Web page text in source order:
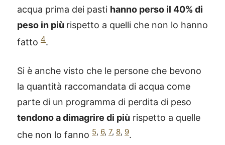
acqua prima dei pasti hanno perso il 40% di
peso in più rispetto a quelli che non lo hanno
fatto 4.
Si è anche visto che le persone che bevono
la quantità raccomandata di acqua come
parte di un programma di perdita di peso
tendono a dimagrire di più rispetto a quelle
che non lo fanno 5, 6, 7, 8, 9.